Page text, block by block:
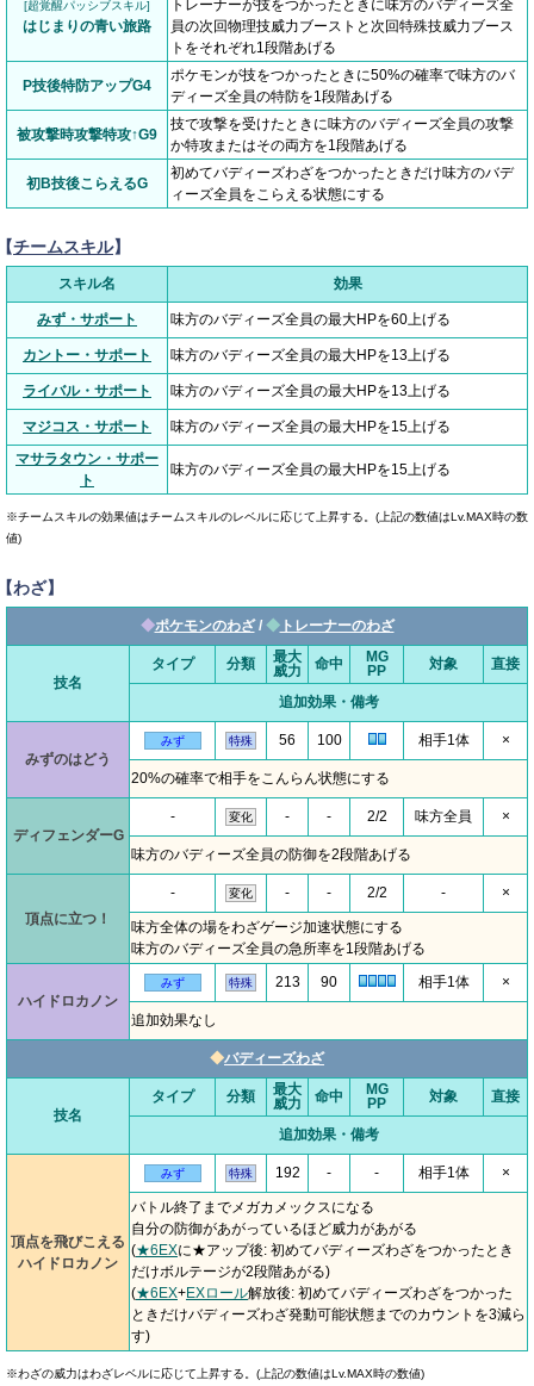
[超覚醒パッシブスキル]
はじまりの青い旅路
トレーナーが技をつかったときに味方のバディーズ全
員の次回物理技威力ブーストと次回特殊技威力ブース
トをそれぞれ1段階あげる
P技後特防アップG4
ポケモンが技をつかったときに50%の確率で味方のバ
ディーズ全員の特防を1段階あげる
被攻撃時攻撃特攻↑G9
技で攻撃を受けたときに味方のバディーズ全員の攻撃
か特攻またはその両方を1段階あげる
初B技後こらえるG
初めてバディーズわざをつかったときだけ味方のバデ
ィーズ全員をこらえる状態にする
チームスキル】
スキル名 効果
みず・サポート 味方のバディーズ全員の最大HPを60上げる
カントー・サポート 味方のバディーズ全員の最大HPを13上げる
ライバル・サポート 味方のバディーズ全員の最大HPを13上げる
マジコス・サポート
味方のバディーズ全員の最大HPを15上げる
マサラタウン・サポー
ト
味方のバディーズ全員の最大HPを15上げる
※チームスキルの効果値はチームスキルのレベルに応じて上昇する。(上記の数値はLv.MAX時の数
値)
わざ】
◆ポケモンのわざ/ ◆トレーナーのわざ
技名
タイプ 分類
最大
威力
命中
MG
PP
対象 直接
追加効果・備考
みずのはどう
みず 特殊 56 100 相手1体 ×
20%の確率で相手をこんらん状態にする
ディフェンダーG
- 変化 - - 2/2 味方全員 ×
味方のバディーズ全員の防御を2段階あげる
頂点に立つ！
- 変化 - - 2/2 - ×
味方全体の場をわざゲージ加速状態にする
味方のバディーズ全員の急所率を1段階あげる
ハイドロカノン
みず 特殊 213 90 相手1体 ×
追加効果なし
◆バディーズわざ
技名
タイプ 分類
最大
威力
命中
MG
PP
対象 直接
追加効果・備考
頂点を飛びこえる
ハイドロカノン
みず 特殊 192 - - 相手1体 ×
バトル終了までメガカメックスになる
自分の防御があがっているほど威力があがる
(★6EXに★アップ後: 初めてバディーズわざをつかったとき
だけボルテージが2段階あがる)
(★6EX+EXロール解放後: 初めてバディーズわざをつかった
ときだけバディーズわざ発動可能状態までのカウントを3減ら
す)
※わざの威力はわざレベルに応じて上昇する。(上記の数値はLv.MAX時の数値)